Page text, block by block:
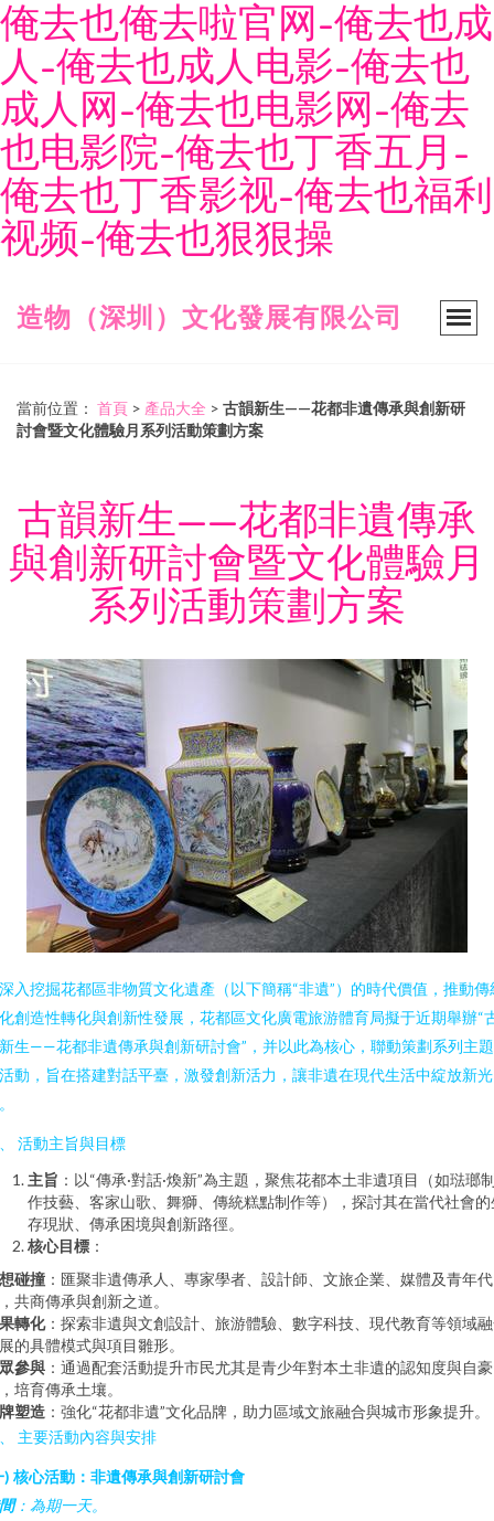
俺去也俺去啦官网-俺去也成
人-俺去也成人电影-俺去也
成人网-俺去也电影网-俺去
也电影院-俺去也丁香五月-
俺去也丁香影视-俺去也福利
视频-俺去也狠狠操
造物（深圳）文化發展有限公司
當前位置： 首頁 > 產品大全 > 古韻新生——花都非遺傳承與創新研
討會暨文化體驗月系列活動策劃方案
古韻新生——花都非遺傳承
與創新研討會暨文化體驗月
系列活動策劃方案
入挖掘花都區非物質文化遺產（以下簡稱“非遺”）的時代價值，推動傳
創造性轉化與創新性發展，花都區文化廣電旅游體育局擬于近期舉辦“
生——花都非遺傳承與創新研討會”，并以此為核心，聯動策劃系列主
動，旨在搭建對話平臺，激發創新活力，讓非遺在現代生活中綻放新光
活動主旨與目標
主旨 ：以“傳承·對話·煥新”為主題，聚焦花都本土非遺項目（如琺瑯
作技藝、客家山歌、舞獅、傳統糕點制作等），探討其在當代社會的
存現狀、傳承困境與創新路徑。
核心目標 ：
碰撞 ：匯聚非遺傳承人、專家學者、設計師、文旅企業、媒體及青年代
共商傳承與創新之道。
轉化：探索非遺與文創設計、旅游體驗、數字科技、現代教育等領域
的具體模式與項目雛形。
參與 ：通過配套活動提升市民尤其是青少年對本土非遺的認知度與自豪
培育傳承土壤。
塑造 ：強化“花都非遺”文化品牌，助力區域文旅融合與城市形象提升。
主要活動內容與安排
) 核心活動：非遺傳承與創新研討會
：為期一天。